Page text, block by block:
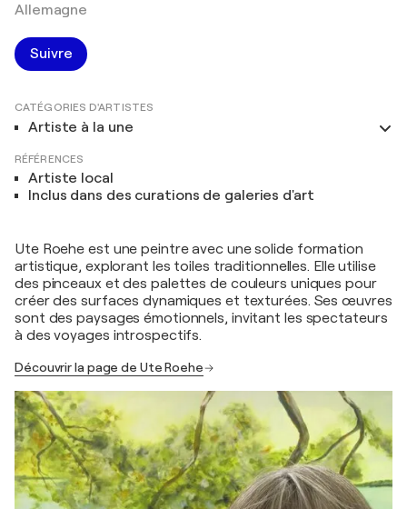
Allemagne
Suivre
CATÉGORIES D'ARTISTES
Artiste à la une
RÉFÉRENCES
Artiste local
Inclus dans des curations de galeries d'art
Ute Roehe est une peintre avec une solide formation
artistique, explorant les toiles traditionnelles. Elle utilise
des pinceaux et des palettes de couleurs uniques pour
créer des surfaces dynamiques et texturées. Ses œuvres
sont des paysages émotionnels, invitant les spectateurs
à des voyages introspectifs.
Découvrir la page de Ute Roehe